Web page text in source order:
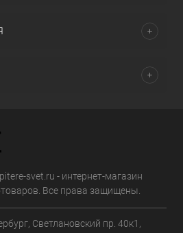
svet.ru - интернет-магазин
Все права защищены.
Светлановский пр. 40к1,